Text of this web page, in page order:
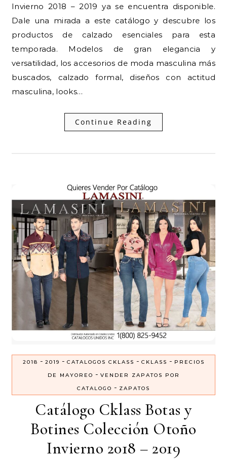
Invierno 2018 – 2019 ya se encuentra disponible.
Dale una mirada a este catálogo y descubre los
productos de calzado esenciales para esta
temporada. Modelos de gran elegancia y
versatilidad, los accesorios de moda masculina más
buscados, calzado formal, diseños con actitud
masculina, looks…
Continue Reading
2018 - 2019 - CATALOGOS CKLASS - CKLASS - PRECIOS
DE MAYOREO - VENDER ZAPATOS POR
CATALOGO - ZAPATOS
Catálogo Cklass Botas y
Botines Colección Otoño
Invierno 2018 – 2019